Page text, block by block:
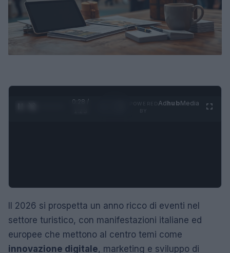
0:29 /
AdhubMedia
Il 2026 si prospetta un anno ricco di eventi nel
settore turistico, con manifestazioni italiane ed
europee che mettono al centro temi come
innovazione digitale, marketing e sviluppo di